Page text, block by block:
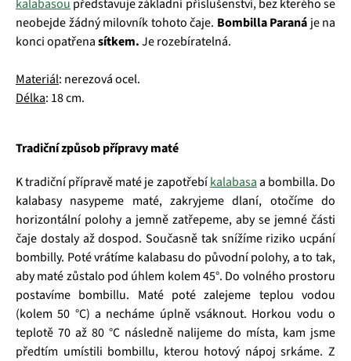
kalabasou představuje základní příslušenství, bez kterého se
neobejde žádný milovník tohoto čaje. Bombilla Paraná je na
konci opatřenasítkem.Je rozebíratelná.
Materiál: nerezová ocel.
Délka: 18 cm.
Tradiční způsob přípravy maté
K tradiční přípravě maté je zapotřebíkalabasaa bombilla. Do
kalabasy nasypeme maté,zakryjeme dlaní, otočíme do
horizontální polohy a jemně zatřepeme, aby se jemné části
čaje dostaly až dospod. Současně tak snížíme riziko ucpání
bombilly. Poté vrátíme kalabasu do původní polohy, a to tak,
aby maté zůstalo pod úhlem kolem 45°. Do volného prostoru
postavíme bombillu. Maté poté zalejeme teplou vodou
(kolem 50 °C) a necháme úplně vsáknout. Horkou vodu o
teplotě 70 až 80 °C následně nalijeme do místa, kam jsme
předtím umístili bombillu, kterou hotový nápoj srkáme. Z